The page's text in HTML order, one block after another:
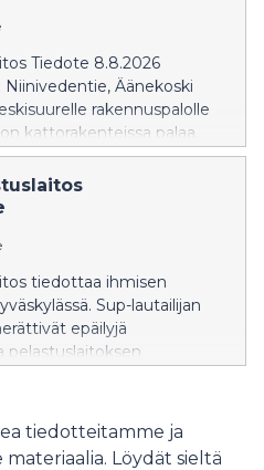
toistaiseksi eikä palosta
Tiedote 8.8.2026
Niinivedentie, Äänekoski
rakennuspalolle
kattorakenteissa palaa.
Pelastuslaitos
19 mennessä.
tiedottaa ihmisen
Sup-lautailijan
epäilyjä
tiedotteitamme ja
Löydät sieltä